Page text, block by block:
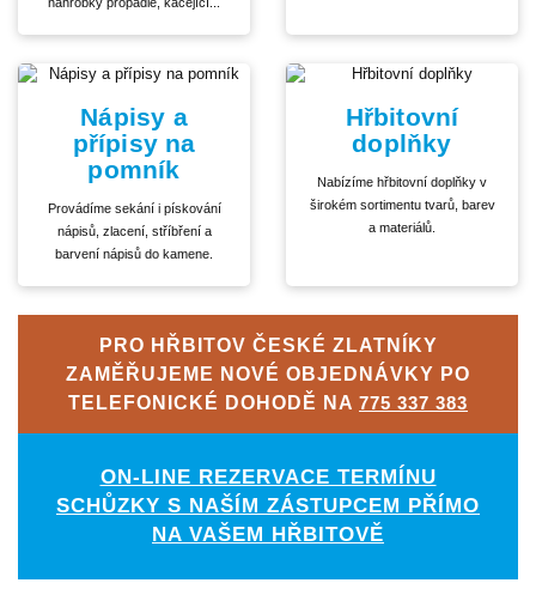
Nápisy a
přípisy na
pomník
Provádíme sekání i pískování
nápisů, zlacení, stříbření a
barvení nápisů do kamene.
Hřbitovní
doplňky
Nabízíme hřbitovní doplňky v
širokém sortimentu tvarů, barev
a materiálů.
PRO HŘBITOV ČESKÉ ZLATNÍKY
ZAMĚŘUJEME NOVÉ OBJEDNÁVKY PO
TELEFONICKÉ DOHODĚ NA 775 337 383
ON-LINE REZERVACE TERMÍNU
SCHŮZKY S NAŠÍM ZÁSTUPCEM PŘÍMO
NA VAŠEM HŘBITOVĚ